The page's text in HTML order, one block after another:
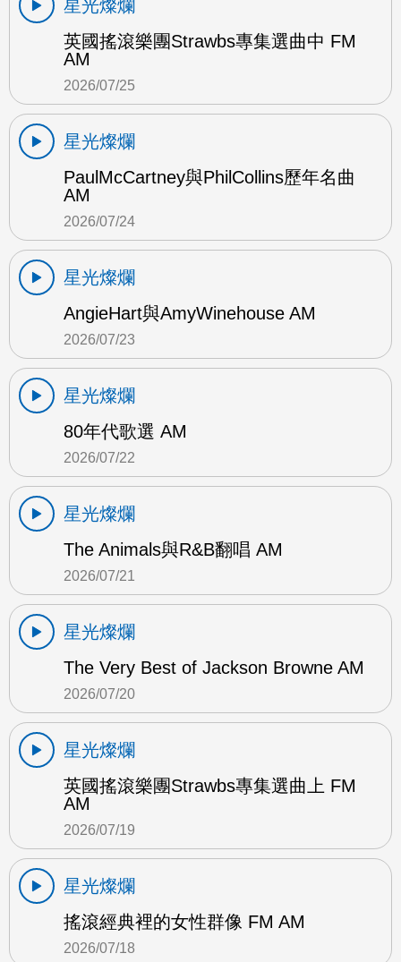
星光燦爛
英國搖滾樂團Strawbs專集選曲中 FM
AM
2026/07/25
星光燦爛
PaulMcCartney與PhilCollins歷年名曲
AM
2026/07/24
星光燦爛
AngieHart與AmyWinehouse AM
2026/07/23
星光燦爛
80年代歌選 AM
2026/07/22
星光燦爛
The Animals與R&B翻唱 AM
2026/07/21
星光燦爛
The Very Best of Jackson Browne AM
2026/07/20
星光燦爛
英國搖滾樂團Strawbs專集選曲上 FM
AM
2026/07/19
星光燦爛
搖滾經典裡的女性群像 FM AM
2026/07/18